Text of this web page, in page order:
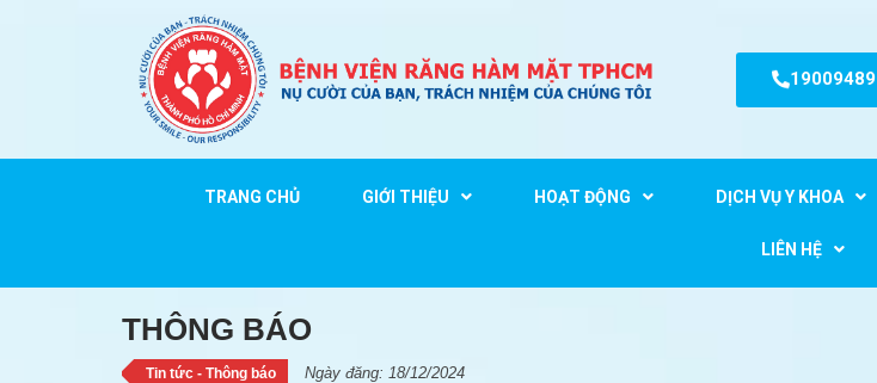
19009489
TRANG CHỦ GIỚI THIỆU HOẠT ĐỘNG DỊCH VỤ Y KHOA
LIÊN HỆ
THÔNG BÁO
Tin tức - Thông báo Ngày đăng: 18/12/2024